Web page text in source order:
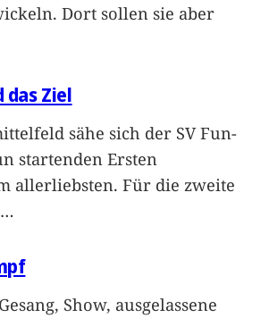
Dort sollen sie aber
das Ziel
sähe sich der SV Fun-
startenden Ersten
allerliebsten. Für die zweite
…
Show, ausgelassene